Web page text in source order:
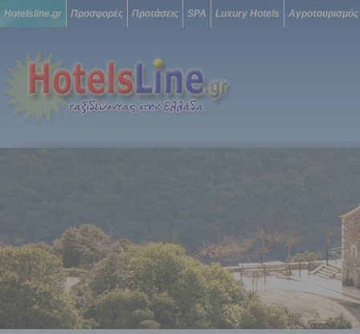
Hotelsline.gr Προσφορές Προτάσεις SPA Luxury Hotels Αγροτουρισμός